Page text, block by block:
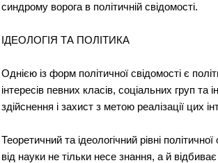
синдрому ворога в політичній свідомості.
ІДЕОЛОГІЯ ТА ПОЛІТИКА
Однією із форм політичної свідомості є
інтересів певних класів, соціальних груп
здійснення і захист з метою реалізації цих
Теоретичний та ідеологічний рівні
від науки не тільки несе знання, а й